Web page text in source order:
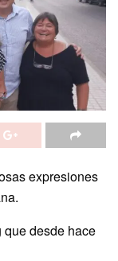
expresiones
que desde hace